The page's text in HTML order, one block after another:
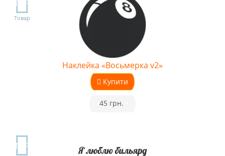
TOP
Товар
Наклейка «Восьмерка v2»
Купити
45 грн.
TOP